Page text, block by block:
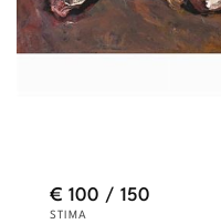
€ 100 / 150
STIMA